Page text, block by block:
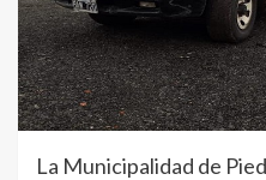
La Municipalidad de